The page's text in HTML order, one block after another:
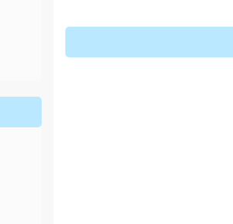
uploads/tad_blocks/file/
d/